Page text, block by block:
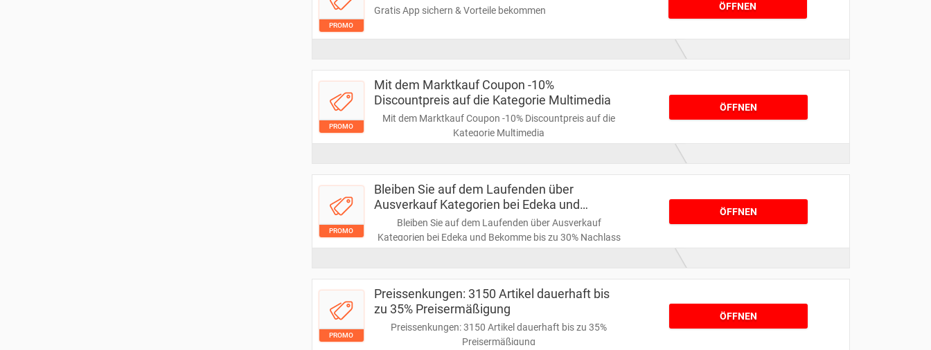
PROMO
Gratis App sichern & Vorteile bekommen ÖFFNEN
PROMO
Mit dem Marktkauf Coupon -10%
Discountpreis auf die Kategorie Multimedia
Mit dem Marktkauf Coupon -10% Discountpreis auf die
Kategorie Multimedia
ÖFFNEN
PROMO
Bleiben Sie auf dem Laufenden über
Ausverkauf Kategorien bei Edeka und
Bekomme bis zu 30% Nachlass
Bleiben Sie auf dem Laufenden über Ausverkauf
Kategorien bei Edeka und Bekomme bis zu 30% Nachlass
ÖFFNEN
PROMO
Preissenkungen: 3150 Artikel dauerhaft bis
zu 35% Preisermäßigung
Preissenkungen: 3150 Artikel dauerhaft bis zu 35%
Preisermäßigung
ÖFFNEN